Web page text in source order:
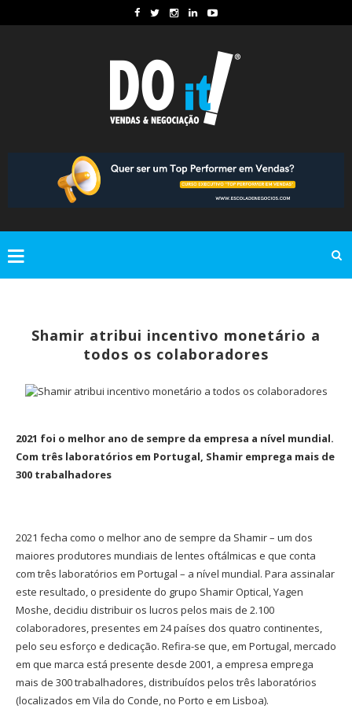
Shamir atribui incentivo monetário a
todos os colaboradores
2021 foi o melhor ano de sempre da empresa a nível mundial.
Com três laboratórios em Portugal, Shamir emprega mais de
300 trabalhadores
2021 fecha como o melhor ano de sempre da Shamir – um dos
maiores produtores mundiais de lentes oftálmicas e que conta
com três laboratórios em Portugal – a nível mundial. Para assinalar
este resultado, o presidente do grupo Shamir Optical, Yagen
Moshe, decidiu distribuir os lucros pelos mais de 2.100
colaboradores, presentes em 24 países dos quatro continentes,
pelo seu esforço e dedicação. Refira-se que, em Portugal, mercado
em que marca está presente desde 2001, a empresa emprega
mais de 300 trabalhadores, distribuídos pelos três laboratórios
(localizados em Vila do Conde, no Porto e em Lisboa).